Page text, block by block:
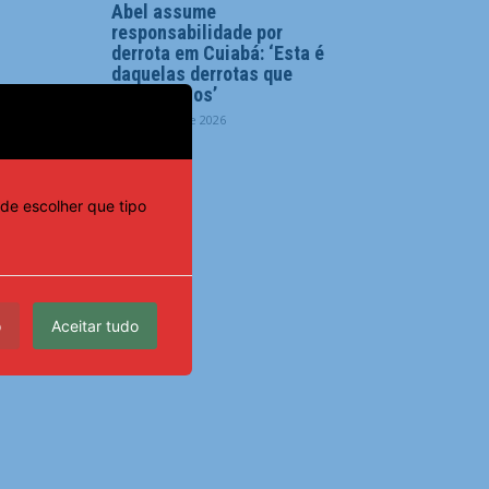
Abel assume
responsabilidade por
derrota em Cuiabá: ‘Esta é
daquelas derrotas que
doem menos’
6 de agosto de 2026
escolher que tipo
Aceitar tudo